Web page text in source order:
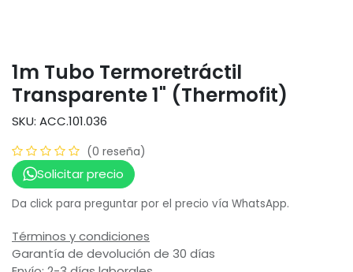
1m Tubo Termoretráctil
Transparente 1" (Thermofit)
SKU: ACC.101.036
(0 reseña)
Solicitar precio
Da click para preguntar por el precio vía WhatsApp.
Términos y condiciones
Garantía de devolución de 30 días